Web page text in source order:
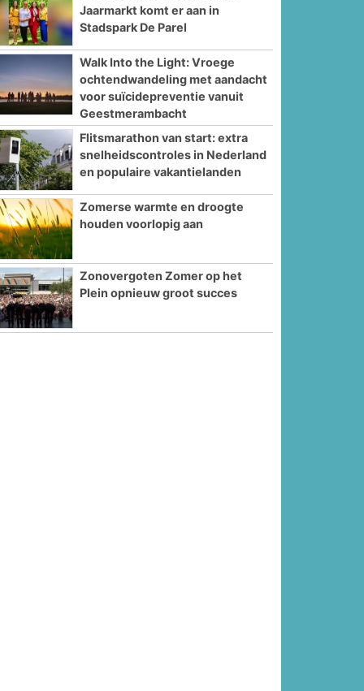
Jaarmarkt komt er aan in
Stadspark De Parel
Walk Into the Light: Vroege
ochtendwandeling met aandacht
voor suïcidepreventie vanuit
Geestmerambacht
Flitsmarathon van start: extra
snelheidscontroles in Nederland
en populaire vakantielanden
Zomerse warmte en droogte
houden voorlopig aan
Zonovergoten Zomer op het
Plein opnieuw groot succes